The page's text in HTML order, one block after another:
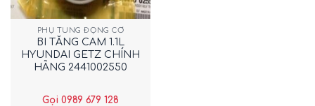
PHỤ TÙNG ĐỘNG CƠ
BI TĂNG CAM 1.1L
HYUNDAI GETZ CHÍNH
HÃNG 2441002550
Gọi 0989 679 128